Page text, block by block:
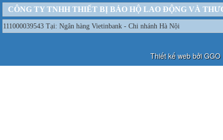
CÔNG TY TNHH THIẾT BỊ BẢO HỘ LAO ĐỘNG VÀ
111000039543 Tại: Ngân hàng Vietinbank - Chi nhánh Hà Nội
Thiết kế web bởi GGO